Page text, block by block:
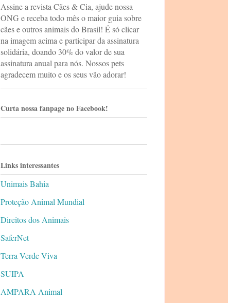
Assine a revista Cães & Cia, ajude nossa
ONG e receba todo mês o maior guia sobre
cães e outros animais do Brasil! É só clicar
na imagem acima e participar da assinatura
solidária, doando 30% do valor de sua
assinatura anual para nós. Nossos pets
agradecem muito e os seus vão adorar!
Curta nossa fanpage no Facebook!
Links interessantes
Unimais Bahia
Proteção Animal Mundial
Direitos dos Animais
SaferNet
Terra Verde Viva
SUIPA
AMPARA Animal